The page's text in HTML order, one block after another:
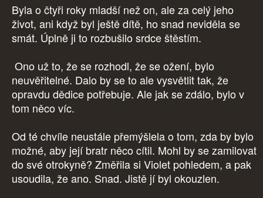
Byla o čtyři roky mladší než on, ale za celý jeho
život, ani když byl ještě dítě, ho snad neviděla se
smát. Úplně ji to rozbušilo srdce štěstím.
Ono už to, že se rozhodl, že se ožení, bylo
neuvěřitelné. Dalo by se to ale vysvětlit tak, že
opravdu dědice potřebuje. Ale jak se zdálo, bylo v
tom něco víc.
Od té chvíle neustále přemýšlela o tom, zda by bylo
možné, aby její bratr něco cítil. Mohl by se zamilovat
do své otrokyně? Změřila si Violet pohledem, a pak
usoudila, že ano. Snad. Jistě jí byl okouzlen.